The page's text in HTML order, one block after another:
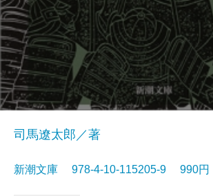
司馬遼太郎／著
新潮文庫 978-4-10-115205-9 990